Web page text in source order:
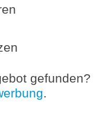
gefunden?
.